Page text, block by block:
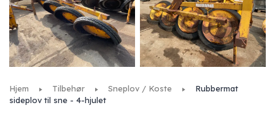
Hjem Tilbehør Sneplov / Koste
Rubbermat
sideplov til sne - 4-hjulet